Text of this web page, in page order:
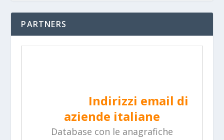
PARTNERS
Indirizzi email di
aziende italiane
Database con le anagrafiche